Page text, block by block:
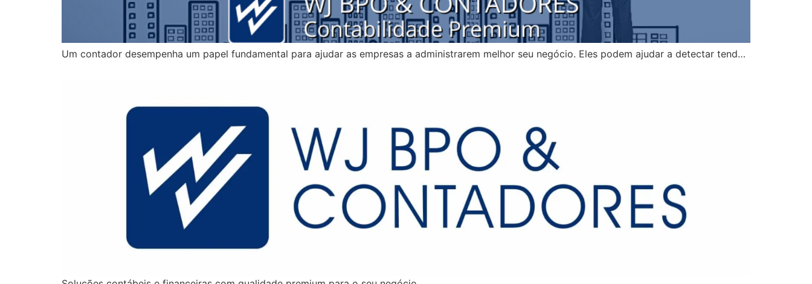
Um contador desempenha um papel fundamental para ajudar as empresas a administrarem melhor seu negócio. Eles podem ajudar a detectar tend…